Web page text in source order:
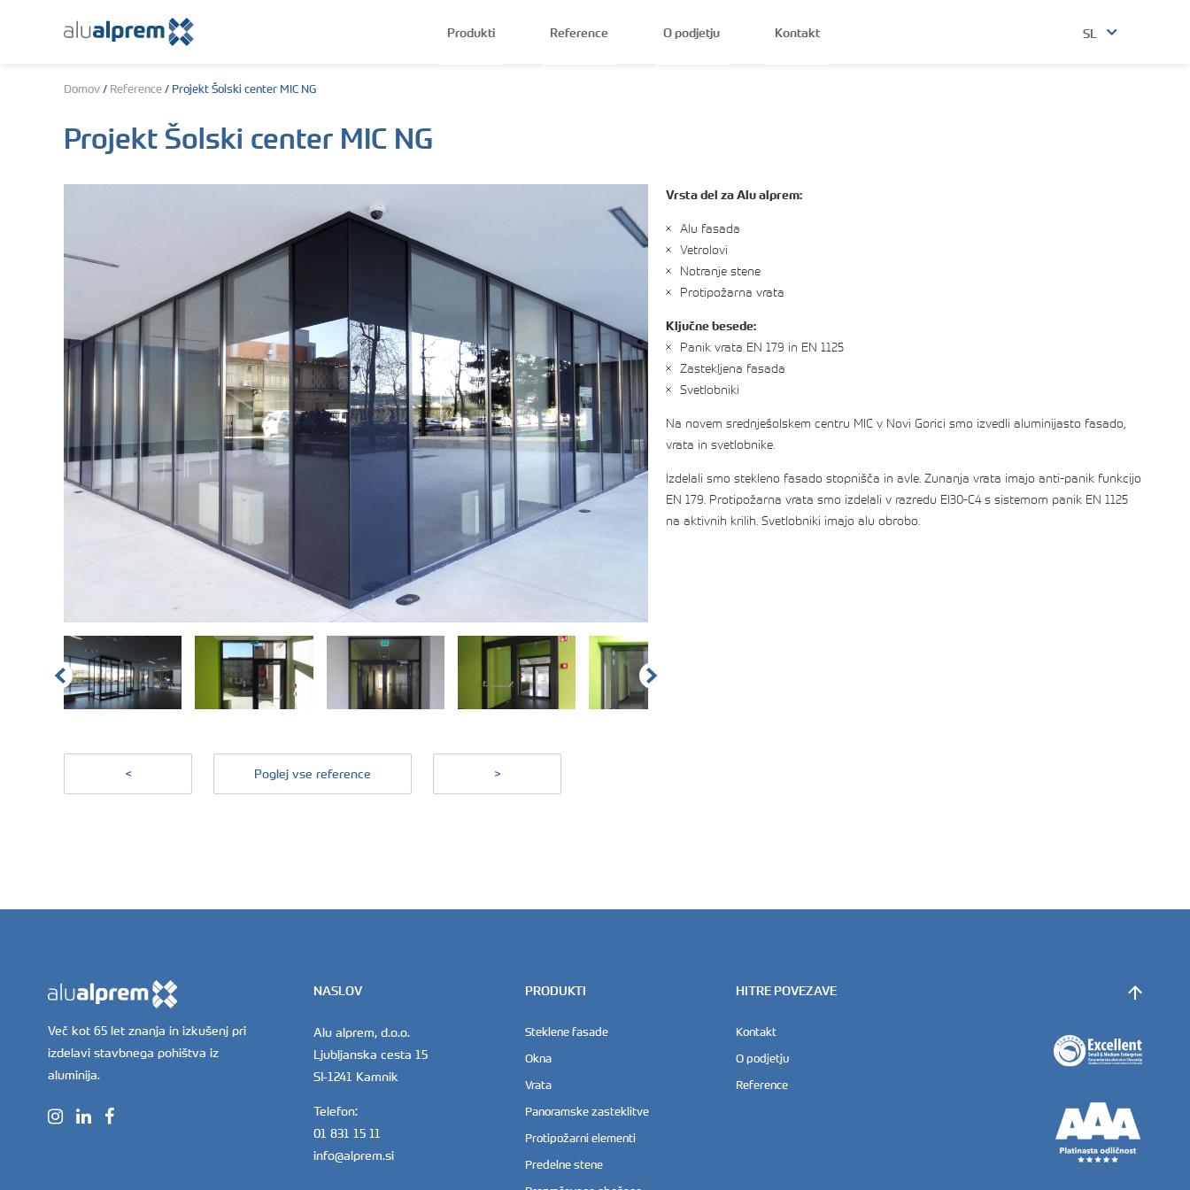
Produkti Reference O podjetju Kontakt SL
Domov/ Reference/ Projekt Šolski center MIC NG
Projekt Šolski center MIC NG
< Poglej vse reference >
Vrsta del za Alu alprem:
Alu fasada
Vetrolovi
Notranje stene
Protipožarna vrata
Ključne besede:
Panik vrata EN 179 in EN 1125
Zastekljena fasada
Svetlobniki
Na novem srednješolskem centru MIC v Novi Gorici smo izvedli aluminijasto fasado,
vrata in svetlobnike.
Izdelali smo stekleno fasado stopnišča in avle. Zunanja vrata imajo anti-panik funkcijo
EN 179. Protipožarna vrata smo izdelali v razredu EI30-C4 s sistemom panik EN 1125
na aktivnih krilih. Svetlobniki imajo alu obrobo.
Več kot 65 let znanja in izkušenj pri
izdelavi stavbnega pohištva iz
aluminija.
NASLOV
Alu alprem, d.o.o.
Ljubljanska cesta 15
SI-1241 Kamnik
Telefon:
01 831 15 11
info@alprem.si
PRODUKTI
Steklene fasade
Okna
Vrata
Panoramske zasteklitve
Protipožarni elementi
Predelne stene
HITRE POVEZAVE
Kontakt
O podjetju
Reference